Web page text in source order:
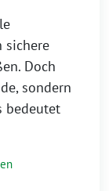
sichere
Doch
sondern
bedeutet